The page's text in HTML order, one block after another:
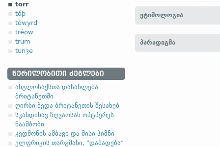
torr
tóþ
tówyrd
tréow
trum
tunȝe
ᲬᲔᲠᲘᲚᲝᲑᲘᲗᲘ ᲫᲔᲒᲚᲔᲑᲘ
ანგლოსაქსთა დასახლება
ბრიტანეთში
ღირსი ბედა ბრიტანეთის შესახებ
სკანდინავ ზღვაოსან ოჰტჰერეს
ნაამბობი
კედმონის ამბავი და მისი ჰიმნი
ელფრიკის თარგმანი, "დაბადება"
ეტიმოლოგია
პარადიგმა